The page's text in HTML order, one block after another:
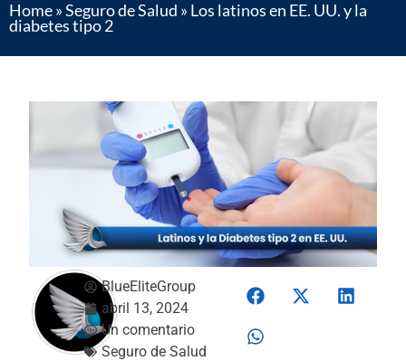
Home»Seguro de Salud » Los latinos en EE. UU. y la
diabetes tipo 2
BlueEliteGroup
abril 13, 2024
Un comentario
Seguro de Salud